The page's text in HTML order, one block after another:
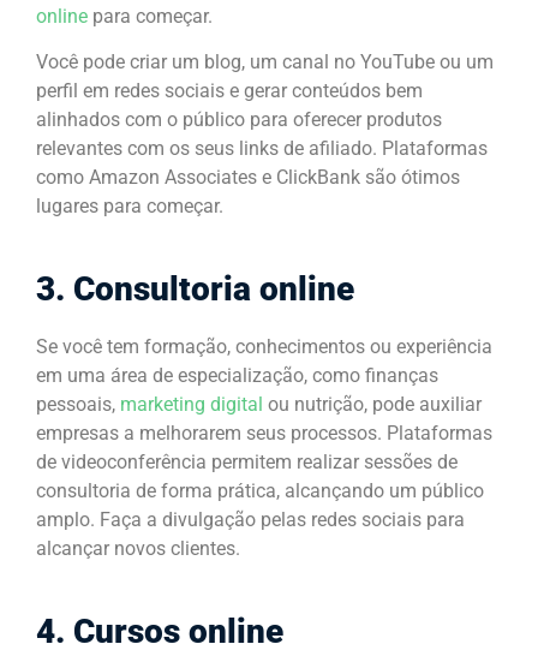
online para começar.
Você pode criar um blog, um canal no YouTube ou um
perfil em redes sociais e gerar conteúdos bem
alinhados com o público para oferecer produtos
relevantes com os seus links de afiliado. Plataformas
como Amazon Associates e ClickBank são ótimos
lugares para começar.
3. Consultoria online
Se você tem formação, conhecimentos ou experiência
em uma área de especialização, como finanças
pessoais, marketing digital ou nutrição, pode auxiliar
empresas a melhorarem seus processos. Plataformas
de videoconferência permitem realizar sessões de
consultoria de forma prática, alcançando um público
amplo. Faça a divulgação pelas redes sociais para
alcançar novos clientes.
4. Cursos online